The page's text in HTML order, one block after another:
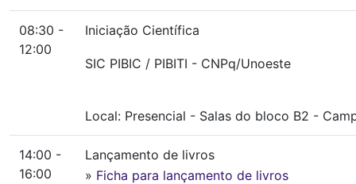
08:30 -
12:00
Iniciação Científica
SIC PIBIC / PIBITI - CNPq/Unoeste
Local: Presencial - Salas do bloco B2 -
14:00 -
16:00
Lançamento de livros
» Ficha para lançamento de livros